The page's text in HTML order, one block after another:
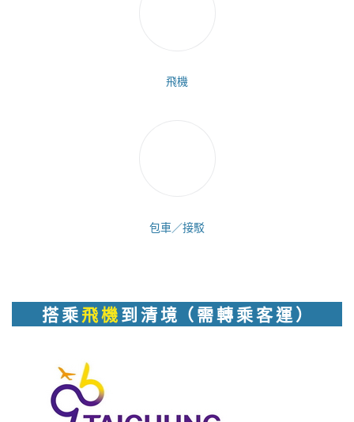
飛機
包車／接駁
搭 乘飛 機到 清 境（ 需 轉 乘 客 運 ）